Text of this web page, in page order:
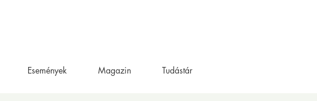
Események Magazin Tudástár